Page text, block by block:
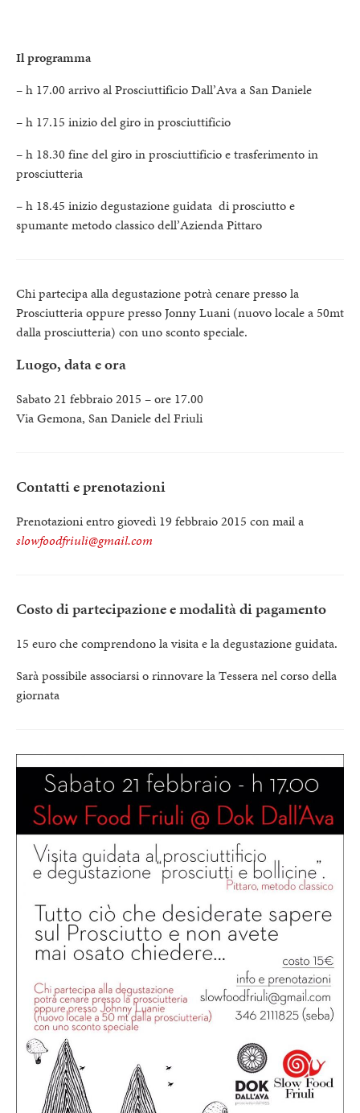
Il programma
– h 17.00 arrivo al Prosciuttificio Dall’Ava a San Daniele
– h 17.15 inizio del giro in prosciuttificio
– h 18.30 fine del giro in prosciuttificio e trasferimento in
prosciutteria
– h 18.45 inizio degustazione guidata di prosciutto e
spumante metodo classico dell’Azienda Pittaro
Chi partecipa alla degustazione potrà cenare presso la
Prosciutteria oppure presso Jonny Luani (nuovo locale a 50mt
dalla prosciutteria) con uno sconto speciale.
Luogo, data e ora
Sabato 21 febbraio 2015 – ore 17.00
Via Gemona, San Daniele del Friuli
Contatti e prenotazioni
Prenotazioni entro giovedì 19 febbraio 2015 con mail a
slowfoodfriuli@gmail.com
Costo di partecipazione e modalità di pagamento
15 euro che comprendono la visita e la degustazione guidata.
Sarà possibile associarsi o rinnovare la Tessera nel corso della
giornata